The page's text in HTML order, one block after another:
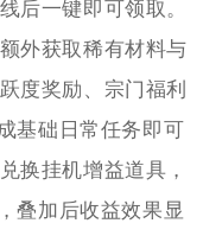
后一键即可领取。
外获取稀有材料与
度奖励、宗门福利
基础日常任务即可
换挂机增益道具，
叠加后收益效果显